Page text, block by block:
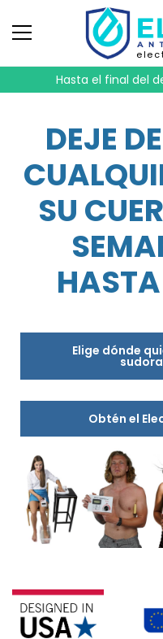
Hasta el final del
DEJE
SU
HASTA
Elige dónde
Obtén el